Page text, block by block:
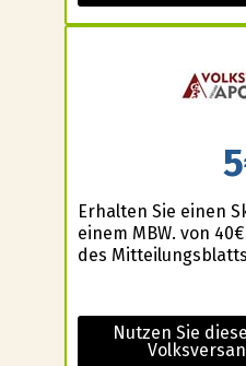
Erhalten Sie einen
einem MBW. von
des
Nutzen Sie